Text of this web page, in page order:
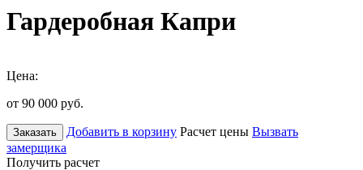
Гардеробная Капри
Цена:
от 90 000 руб.
Заказать Добавить в корзину Расчет цены Вызвать
замерщика
Получить расчет